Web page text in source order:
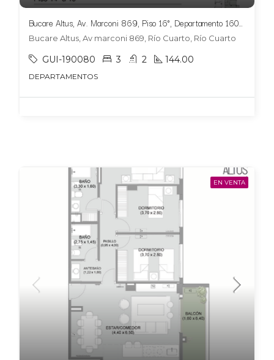
Bucare Altus, Av. Marconi 869, Piso 16°, Departamento 1604, Tipologia 6
Bucare Altus, Av marconi 869, Río Cuarto, Río Cuarto
GUI-190080 3 2 144.00
DEPARTAMENTOS
EN VENTA